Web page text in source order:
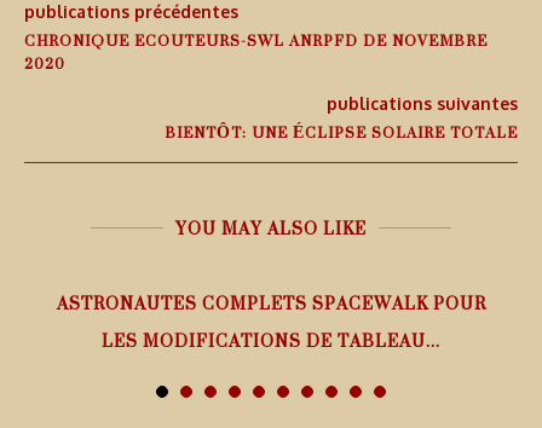
publications précédentes
CHRONIQUE ECOUTEURS-SWL ANRPFD DE NOVEMBRE
2020
publications suivantes
BIENTÔT: UNE ÉCLIPSE SOLAIRE TOTALE
YOU MAY ALSO LIKE
ASTRONAUTES COMPLETS SPACEWALK POUR
LES MODIFICATIONS DE TABLEAU...